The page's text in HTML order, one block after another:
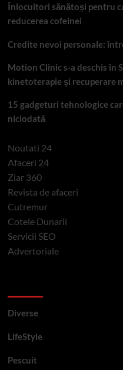
Înlocuitori sănătoși pentru
reducerea cofeinei
Credite nevoi personale:
Motion Clinic s-a deschis în
kinetoterapie și recuperare
15 gadgeturi tehnologice
niciodată
Noutati 24
Afaceri 24
Ziar 360
Revista de afaceri
Cutremur
Cotele Dunarii
Servicii SEO
Advertoriale
Diverse
LifeStyle
Pescuit